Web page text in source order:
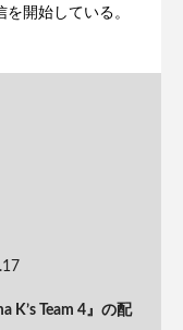
開始している。
K’s Team 4』の配